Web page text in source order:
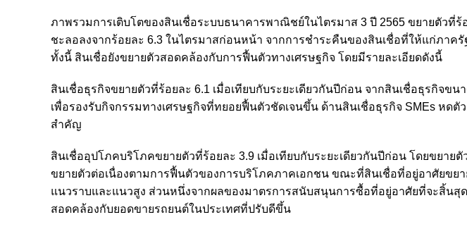
ภาพรวมการเติบโตของสินเชื่อระบบธนาคารพาณิชย์ในไตรมาส 3 ปี 2565 ขยายตัวที่ร้
ชะลอลงจากร้อยละ 6.3 ในไตรมาสก่อนหน้า จากการชำระคืนของสินเชื่อที่ให้แก่ภา
ทั้งนี้ สินเชื่อยังขยายตัวสอดคล้องกับการฟื้นตัวทางเศรษฐกิจ โดยมีรายละเอียดดังนี้
สินเชื่อธุรกิจขยายตัวที่ร้อยละ 6.1 เมื่อเทียบกับระยะเดียวกันปีก่อน จากสินเชื่อธุรกิจข
เพื่อรองรับกิจกรรมทางเศรษฐกิจที่ทยอยฟื้นตัวชัดเจนขึ้น ด้านสินเชื่อธุรกิจ SMEs หดตั
สำคัญ
สินเชื่ออุปโภคบริโภคขยายตัวที่ร้อยละ 3.9 เมื่อเทียบกับระยะเดียวกันปีก่อน โดยขยา
ขยายตัวต่อเนื่องตามการฟื้นตัวของการบริโภคภาคเอกชน ขณะที่สินเชื่อที่อยู่อาศัยขย
แนวราบและแนวสูง ส่วนหนึ่งจากผลของมาตรการสนับสนุนการซื้อที่อยู่อาศัยที่จะสิ้นสุ
สอดคล้องกับยอดขายรถยนต์ในประเทศที่ปรับดีขึ้น